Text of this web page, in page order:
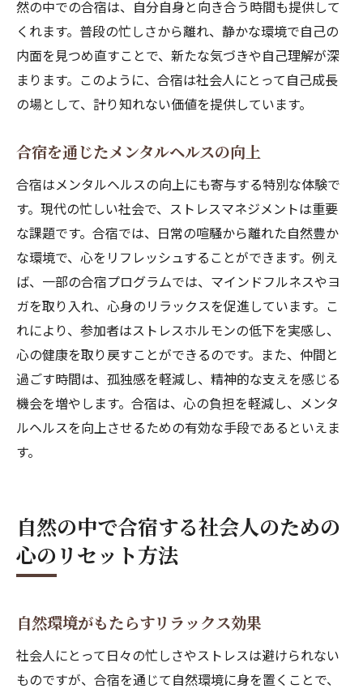
日常をリセットするための合宿のプランニ
ング
合宿を通じた日常からの解放の実例
社会人合宿の成功体験がもたらす新たな視点
成功体験をもたらす合宿のプランニング
合宿の成功事例から学ぶこと
新しい視点をもたらす合宿中の体験談
合宿が与える新たな視点の具体例
合宿体験を通じた自己成長の実感
然の中での合宿は、自分自身と向き合う時間も提供して
くれます。普段の忙しさから離れ、静かな環境で自己の
内面を見つめ直すことで、新たな気づきや自己理解が深
まります。このように、合宿は社会人にとって自己成長
の場として、計り知れない価値を提供しています。
合宿を通じたメンタルヘルスの向上
合宿はメンタルヘルスの向上にも寄与する特別な体験で
す。現代の忙しい社会で、ストレスマネジメントは重要
な課題です。合宿では、日常の喧騒から離れた自然豊か
な環境で、心をリフレッシュすることができます。例え
ば、一部の合宿プログラムでは、マインドフルネスやヨ
ガを取り入れ、心身のリラックスを促進しています。こ
れにより、参加者はストレスホルモンの低下を実感し、
心の健康を取り戻すことができるのです。また、仲間と
過ごす時間は、孤独感を軽減し、精神的な支えを感じる
機会を増やします。合宿は、心の負担を軽減し、メンタ
ルヘルスを向上させるための有効な手段であるといえま
す。
自然の中で合宿する社会人のための
心のリセット方法
自然環境がもたらすリラックス効果
社会人にとって日々の忙しさやストレスは避けられない
ものですが、合宿を通じて自然環境に身を置くことで、